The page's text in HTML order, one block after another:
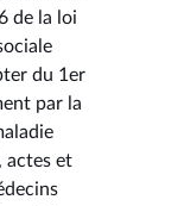
de la loi
du 1er
par la
actes et